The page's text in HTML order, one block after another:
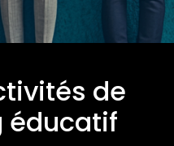
de
éducatif